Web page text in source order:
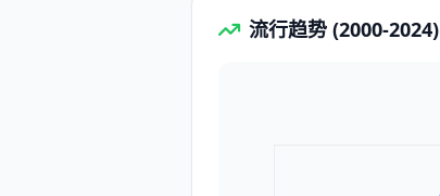
流行趋势 (2000-2024)